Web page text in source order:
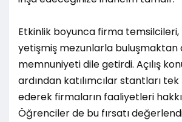
Etkinlik boyunca firma
yetişmiş mezunlarla buluşmaktan
memnuniyeti dile getirdi. Açılış
ardından katılımcılar stantları
ederek firmaların faaliyetleri
Öğrenciler de bu fırsatı